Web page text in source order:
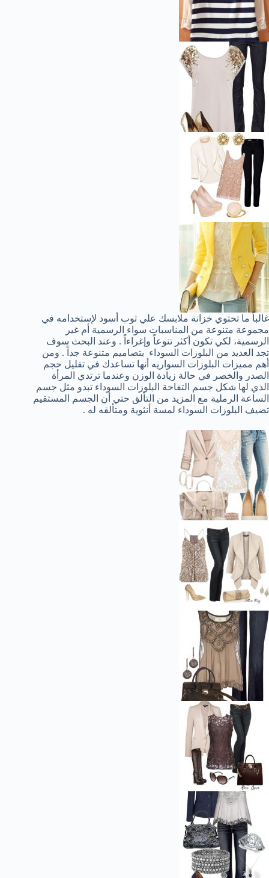
غالباً ما تحتوي خزانة ملابسك علي ثوب أسود لإستخدامه في
مجموعة متنوعة من المناسبات سواء الرسمية أم غير
الرسمية، لكي تكون أكثر تنوعاً وإغراءاً . وعند البحث سوف
تجد العديد من البلوزات السوداء بتصاميم متنوعة جداً . ومن
أهم مميزات البلوزات السواريه أنها تساعدك في تقليل حجم
الصدر والخصر في حالة زيادة الوزن وعندما ترتدي المرأة
الذي لها شكل جسم التفاحة البلوزات السوداء تبدو مثل جسم
الساعة الرملية مع المزيد من التألق حتي أن الجسم المستقيم
تضيف البلوزات السوداء لمسة أنثوية ومتألقه له .